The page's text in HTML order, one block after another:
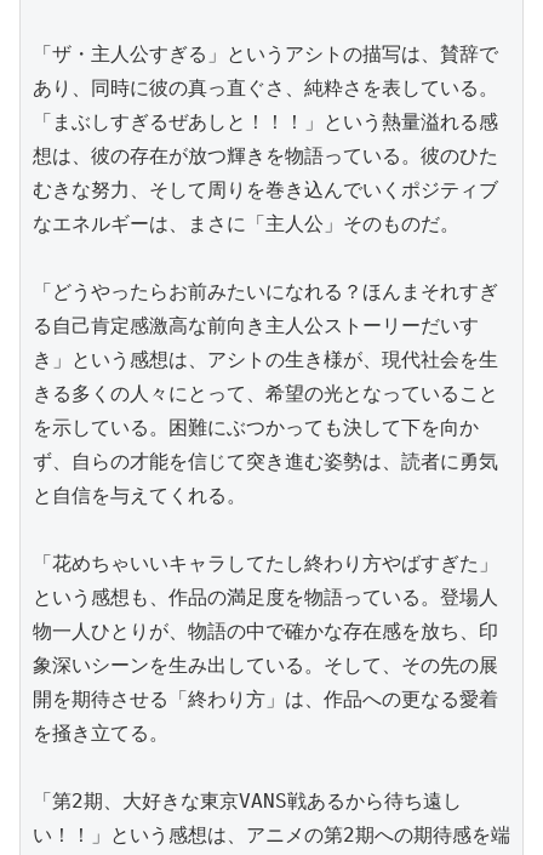
「ザ・主人公すぎる」というアシトの描写は、賛辞で
あり、同時に彼の真っ直ぐさ、純粋さを表している。
「まぶしすぎるぜあしと！！！」という熱量溢れる感
想は、彼の存在が放つ輝きを物語っている。彼のひた
むきな努力、そして周りを巻き込んでいくポジティブ
なエネルギーは、まさに「主人公」そのものだ。
「どうやったらお前みたいになれる？ほんまそれすぎ
る自己肯定感激高な前向き主人公ストーリーだいす
き」という感想は、アシトの生き様が、現代社会を生
きる多くの人々にとって、希望の光となっていること
を示している。困難にぶつかっても決して下を向か
ず、自らの才能を信じて突き進む姿勢は、読者に勇気
と自信を与えてくれる。
「花めちゃいいキャラしてたし終わり方やばすぎた」
という感想も、作品の満足度を物語っている。登場人
物一人ひとりが、物語の中で確かな存在感を放ち、印
象深いシーンを生み出している。そして、その先の展
開を期待させる「終わり方」は、作品への更なる愛着
を掻き立てる。
「第2期、大好きな東京VANS戦あるから待ち遠し
い！！」という感想は、アニメの第2期への期待感を端